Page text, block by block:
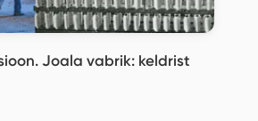
Joala vabrik: keldrist